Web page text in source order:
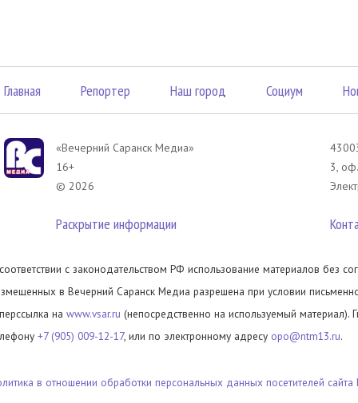
Главная Репортер Наш город Социум
«Вечерний Саранск Mедиа»
16+
© 2026
Раскрытие информации
3,
с законодательством РФ использование материалов без
в Вечерний Саранск Медиа разрешена при условии
на www.vsar.ru (непосредственно на используемый материал).
+7 (905) 009-12-17, или по электронному адресу opo@ntm13.ru.
в отношении обработки персональных данных посетителей